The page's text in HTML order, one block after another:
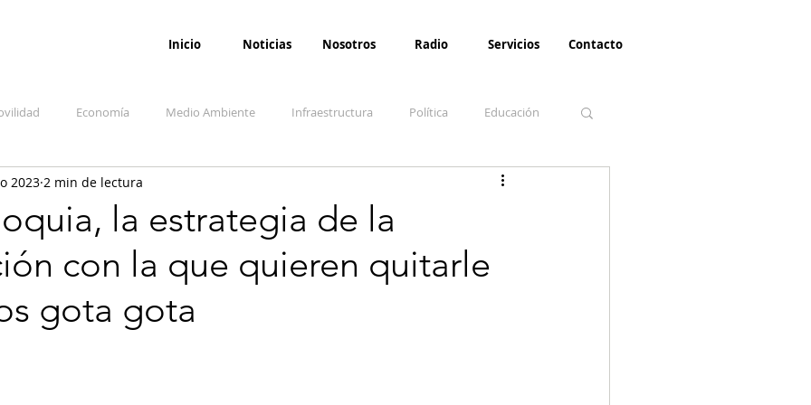
Inicio Noticias Nosotros Radio Servicios Contacto
Economía Medio Ambiente Infraestructura Política Educación
Salud Opinión Paz
y sociedad Denuncia Ciudadana Conflicto armado interno Turismo
la estrategia de la
con la que quieren quitarle
gota gota
2023 2 min de lectura